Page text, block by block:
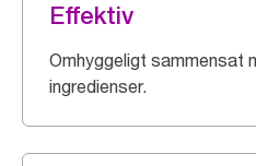
Effektiv
Omhyggeligt sammensat
ingredienser.